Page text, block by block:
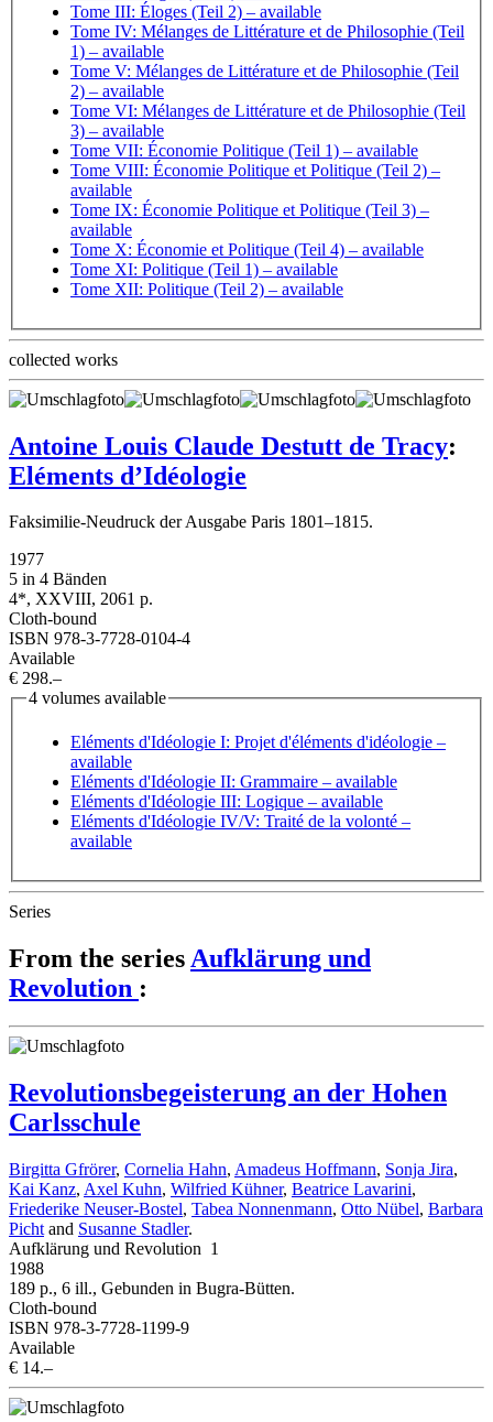
Tome III: Éloges (Teil 2) – available
Tome IV: Mélanges de Littérature et de Philosophie (Teil
1) – available
Tome V: Mélanges de Littérature et de Philosophie (Teil
2) – available
Tome VI: Mélanges de Littérature et de Philosophie (Teil
3) – available
Tome VII: Économie Politique (Teil 1) – available
Tome VIII: Économie Politique et Politique (Teil 2) –
available
Tome IX: Économie Politique et Politique (Teil 3) –
available
Tome X: Économie et Politique (Teil 4) – available
Tome XI: Politique (Teil 1) – available
Tome XII: Politique (Teil 2) – available
collected works
Antoine Louis Claude Destutt de Tracy:
Eléments d’Idéologie
Faksimilie-Neudruck der Ausgabe Paris 1801–1815.
1977
5 in 4 Bänden
4*, XXVIII, 2061 p.
Cloth-bound
ISBN 978-3-7728-0104-4
Available
€ 298.–
4 volumes available
Eléments d'Idéologie I: Projet d'éléments d'idéologie –
available
Eléments d'Idéologie II: Grammaire – available
Eléments d'Idéologie III: Logique – available
Eléments d'Idéologie IV/V: Traité de la volonté –
available
Series
From the series Aufklärung und
Revolution :
Revolutionsbegeisterung an der Hohen
Carlsschule
Birgitta Gfrörer, Cornelia Hahn, Amadeus Hoffmann, Sonja Jira,
Kai Kanz, Axel Kuhn, Wilfried Kühner, Beatrice Lavarini,
Friederike Neuser-Bostel, Tabea Nonnenmann, Otto Nübel, Barbara
Picht and Susanne Stadler.
Aufklärung und Revolution 1
1988
189 p., 6 ill., Gebunden in Bugra-Bütten.
Cloth-bound
ISBN 978-3-7728-1199-9
Available
€ 14.–